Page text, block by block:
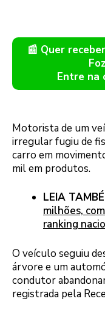
📰 Quer
Entre na
Motorista de um
irregular fugiu de
carro em
mil em produtos.
LEIA
milhões,
ranking
O veículo seguiu
árvore e um
condutor
registrada pela